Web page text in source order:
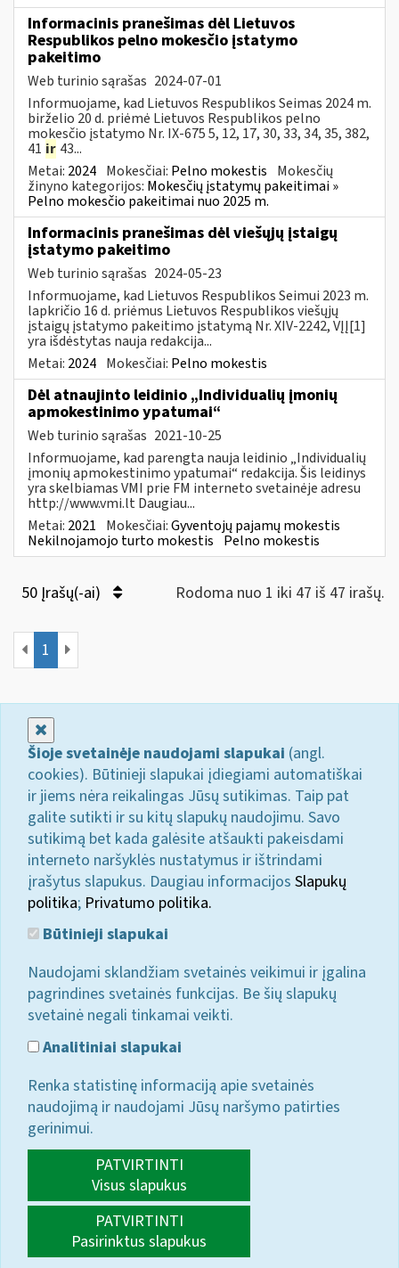
Informacinis pranešimas dėl Lietuvos
Respublikos pelno mokesčio įstatymo
pakeitimo
Web turinio sąrašas 2024-07-01
Informuojame, kad Lietuvos Respublikos Seimas 2024 m.
birželio 20 d. priėmė Lietuvos Respublikos pelno
mokesčio įstatymo Nr. IX-675 5, 12, 17, 30, 33, 34, 35, 382,
41 ir 43...
Metai: 2024 Mokesčiai: Pelno mokestis Mokesčių
žinyno kategorijos: Mokesčių įstatymų pakeitimai »
Pelno mokesčio pakeitimai nuo 2025 m.
Informacinis pranešimas dėl viešųjų įstaigų
įstatymo pakeitimo
Web turinio sąrašas 2024-05-23
Informuojame, kad Lietuvos Respublikos Seimui 2023 m.
lapkričio 16 d. priėmus Lietuvos Respublikos viešųjų
įstaigų įstatymo pakeitimo įstatymą Nr. XIV-2242, VĮĮ[1]
yra išdėstytas nauja redakcija...
Metai: 2024 Mokesčiai: Pelno mokestis
Dėl atnaujinto leidinio „Individualių įmonių
apmokestinimo ypatumai“
Web turinio sąrašas 2021-10-25
Informuojame, kad parengta nauja leidinio „Individualių
įmonių apmokestinimo ypatumai“ redakcija. Šis leidinys
yra skelbiamas VMI prie FM interneto svetainėje adresu
http://www.vmi.lt Daugiau...
Metai: 2021 Mokesčiai:Gyventojų pajamų mokestis
Nekilnojamojo turto mokestis Pelno mokestis
50 Įrašų(-ai) Rodoma nuo 1 iki 47 iš 47 irašų.
1
Šioje svetainėje naudojami slapukai (angl.
cookies). Būtinieji slapukai įdiegiami automatiškai
ir jiems nėra reikalingas Jūsų sutikimas. Taip pat
galite sutikti ir su kitų slapukų naudojimu. Savo
sutikimą bet kada galėsite atšaukti pakeisdami
interneto naršyklės nustatymus ir ištrindami
įrašytus slapukus. Daugiau informacijos Slapukų
politika; Privatumo politika.
Būtinieji slapukai
Naudojami sklandžiam svetainės veikimui ir įgalina
pagrindines svetainės funkcijas. Be šių slapukų
svetainė negali tinkamai veikti.
Analitiniai slapukai
Renka statistinę informaciją apie svetainės
naudojimą ir naudojami Jūsų naršymo patirties
gerinimui.
PATVIRTINTI
Visus slapukus
PATVIRTINTI
Pasirinktus slapukus